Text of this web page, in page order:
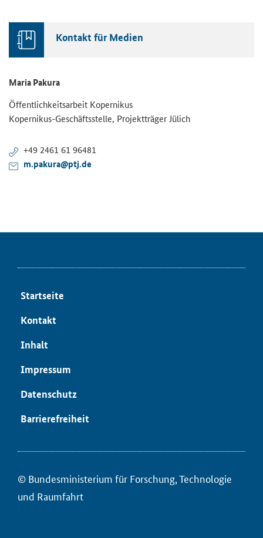
Kontakt für Medien
Maria Pakura
Öffentlichkeitsarbeit Kopernikus
Kopernikus-Geschäftsstelle, Projektträger Jülich
+49 2461 61 96481
m.pakura@ptj.de
Startseite
Kontakt
Inhalt
Impressum
Datenschutz
Barrierefreiheit
© Bundesministerium für ­Forschung, Technologie
und Raumfahrt